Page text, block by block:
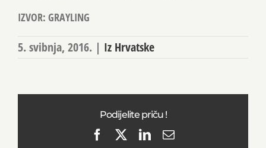
IZVOR: GRAYLING
5. svibnja, 2016. | Iz Hrvatske
Podijelite priču !
FacebookLinkedIn
Email